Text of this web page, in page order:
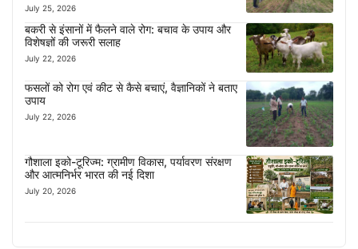
July 25, 2026
बकरी से इंसानों में फैलने वाले रोग: बचाव के उपाय और
विशेषज्ञों की जरूरी सलाह
July 22, 2026
फसलों को रोग एवं कीट से कैसे बचाएं, वैज्ञानिकों ने बताए
उपाय
July 22, 2026
गौशाला इको-टूरिज्म: ग्रामीण विकास, पर्यावरण संरक्षण
और आत्मनिर्भर भारत की नई दिशा
July 20, 2026